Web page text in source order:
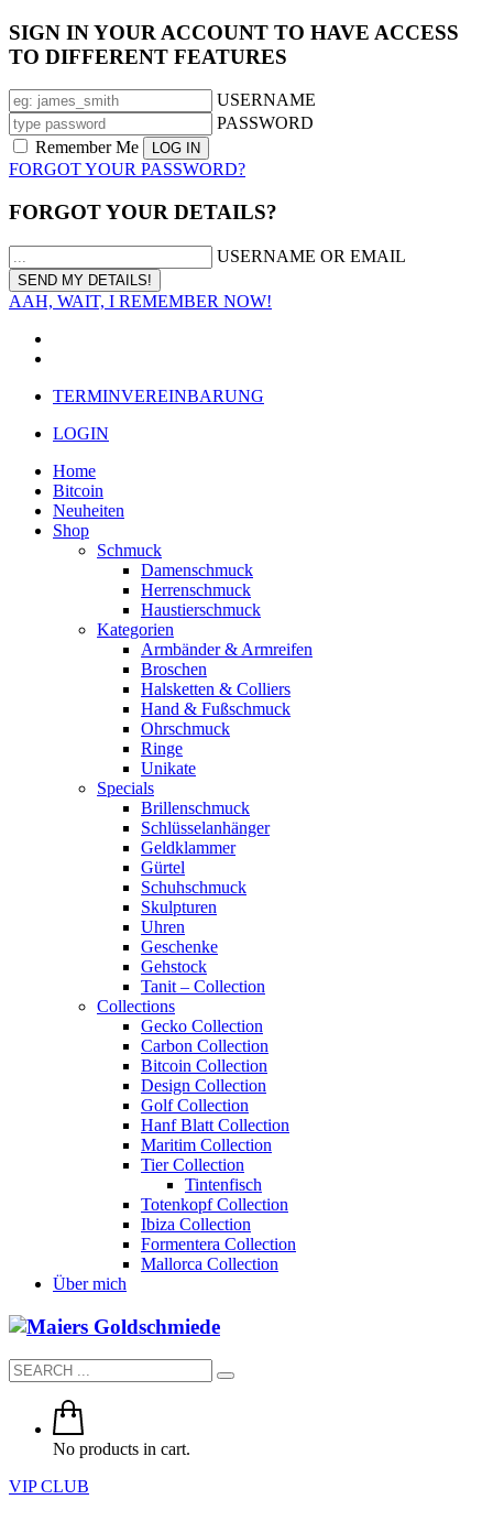
SIGN IN YOUR ACCOUNT TO HAVE ACCESS
TO DIFFERENT FEATURES
USERNAME
PASSWORD
Remember Me
FORGOT YOUR PASSWORD?
FORGOT YOUR DETAILS?
USERNAME OR EMAIL
AAH, WAIT, I REMEMBER NOW!
TERMINVEREINBARUNG
LOGIN
Home
Bitcoin
Neuheiten
Shop
Schmuck
Damenschmuck
Herrenschmuck
Haustierschmuck
Kategorien
Armbänder & Armreifen
Broschen
Halsketten & Colliers
Hand & Fußschmuck
Ohrschmuck
Ringe
Unikate
Specials
Brillenschmuck
Schlüsselanhänger
Geldklammer
Gürtel
Schuhschmuck
Skulpturen
Uhren
Geschenke
Gehstock
Tanit – Collection
Collections
Gecko Collection
Carbon Collection
Bitcoin Collection
Design Collection
Golf Collection
Hanf Blatt Collection
Maritim Collection
Tier Collection
Tintenfisch
Totenkopf Collection
Ibiza Collection
Formentera Collection
Mallorca Collection
Über mich
No products in cart.
VIP CLUB